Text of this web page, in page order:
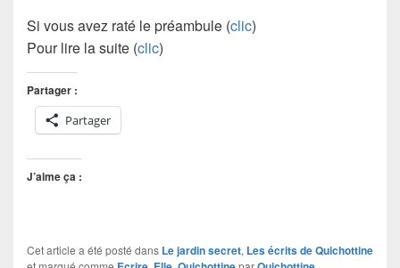
Si vous avez raté le préambule (clic)
Pour lire la suite (clic)
Partager :
Partager
J’aime ça :
Cet article a été posté dans Le jardin secret, Les écrits de Quichottine